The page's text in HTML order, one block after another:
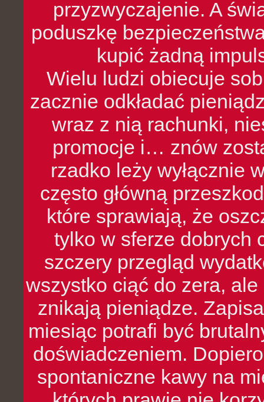
przyzwyczajenie. A
poduszkę
kupić żadną
Wielu ludzi obiecuje
zacznie odkładać
wraz z nią rachunki,
promocje i… znów
rzadko leży wyłącznie
często główną
które sprawiają, że
tylko w sferze dobrych
szczery przegląd
wszystko ciąć do zera,
znikają pieniądze.
miesiąc potrafi być
doświadczeniem.
spontaniczne kawy na